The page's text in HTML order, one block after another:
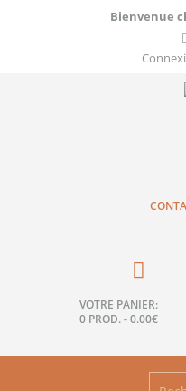
Bienvenue
VOTRE PANIER:
0 PROD.-0.00€